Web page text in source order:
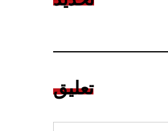
تعليق